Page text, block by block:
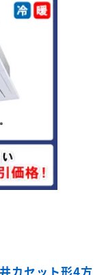
カセット形4方